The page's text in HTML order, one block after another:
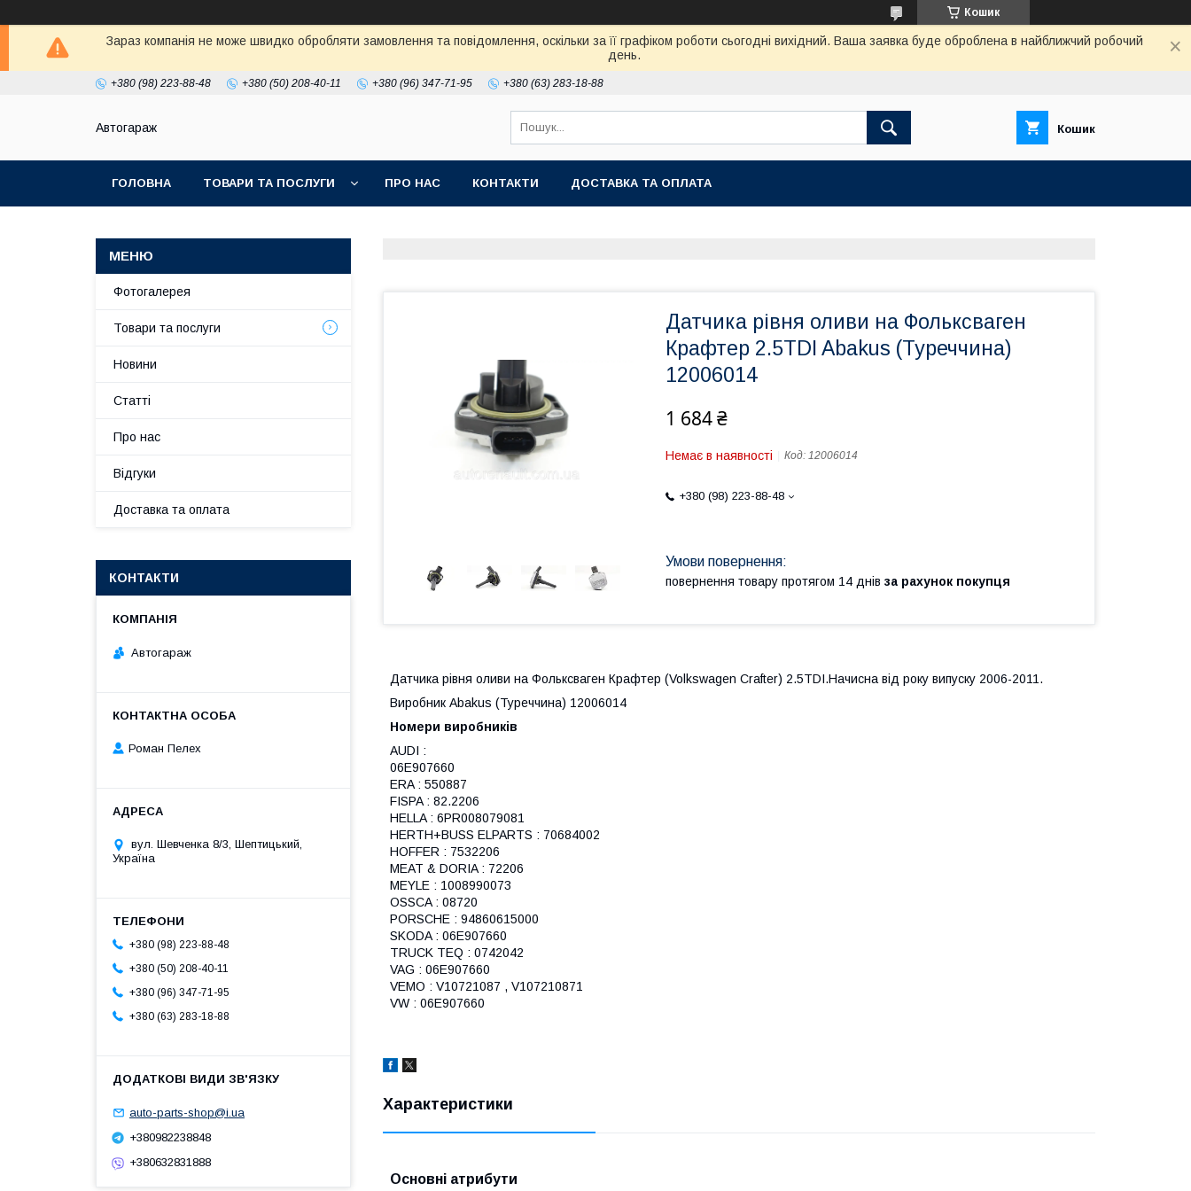
Кошик
Зараз компанія не може швидко обробляти замовлення та повідомлення, оскільки за її графіком роботи сьогодні вихідний. Ваша заявка буде оброблена в найближчий робочий
день.
+380 (98) 223-88-48 +380 (50) 208-40-11 +380 (96) 347-71-95 +380 (63) 283-18-88
Автогараж Кошик
ГОЛОВНА ТОВАРИ ТА ПОСЛУГИ ПРО НАС КОНТАКТИ ДОСТАВКА ТА ОПЛАТА
Датчика рівня оливи на Фольксваген
Крафтер 2.5TDI Abakus (Туреччина)
12006014
1 684 ₴
Немає в наявності Код: 12006014
+380 (98) 223-88-48
повернення товару протягом 14 днів за рахунок покупця
Датчика рівня оливи на Фольксваген Крафтер (Volkswagen Crafter) 2.5TDI.Начисна від року випуску 2006-2011.
Виробник Abakus (Туреччина) 12006014
Номери виробників
AUDI :
06E907660
ERA : 550887
FISPA : 82.2206
HELLA : 6PR008079081
HERTH+BUSS ELPARTS : 70684002
HOFFER : 7532206
MEAT & DORIA : 72206
MEYLE : 1008990073
OSSCA : 08720
PORSCHE : 94860615000
SKODA : 06E907660
TRUCK TEQ : 0742042
VAG : 06E907660
VEMO : V10721087 , V107210871
VW : 06E907660
Характеристики
Основні атрибути
Фотогалерея
Товари та послуги
Новини
Статті
Про нас
Відгуки
Доставка та оплата
КОНТАКТИ
Автогараж
Роман Пелех
вул. Шевченка 8/3, Шептицький,
Україна
+380 (98) 223-88-48
+380 (50) 208-40-11
+380 (96) 347-71-95
+380 (63) 283-18-88
auto-parts-shop@i.ua
+380982238848
+380632831888